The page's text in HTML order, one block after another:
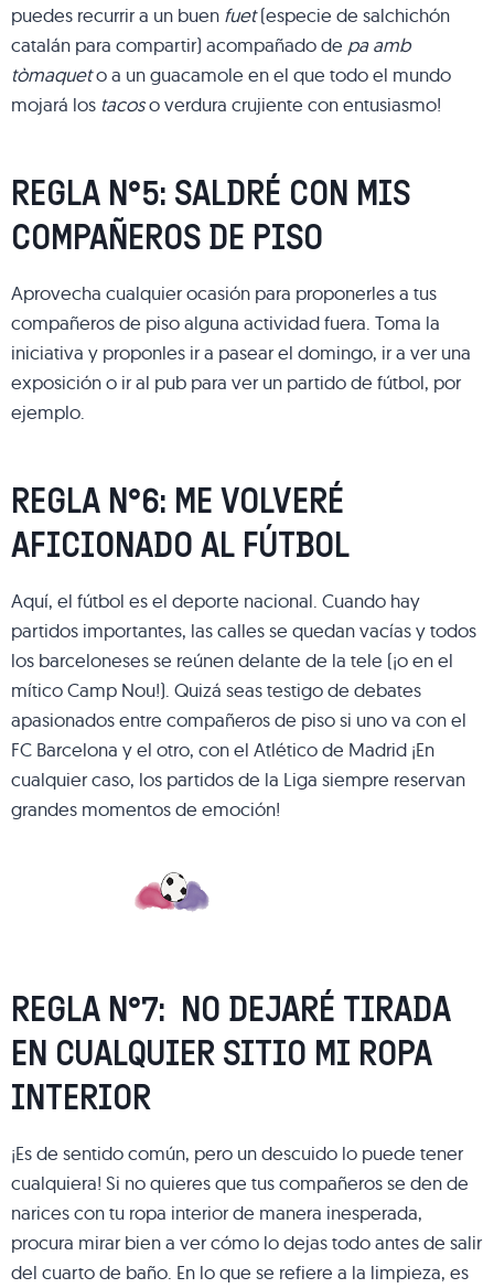
puedes recurrir a un buen fuet(especie de salchichón
catalán para compartir) acompañado de pa amb
tòmaqueto a un guacamole en el que todo el mundo
mojará los tacoso verdura crujiente con entusiasmo!
REGLA N°5: SALDRÉ CON MIS
COMPAÑEROS DE PISO
Aprovecha cualquier ocasión para proponerles a tus
compañeros de piso alguna actividad fuera. Toma la
iniciativa y proponles ir a pasear el domingo, ir a ver una
exposición o ir al pub para ver un partido de fútbol, por
ejemplo.
REGLA N°6: ME VOLVERÉ
AFICIONADO AL FÚTBOL
Aquí, el fútbol es el deporte nacional. Cuando hay
partidos importantes, las calles se quedan vacías y todos
los barceloneses se reúnen delante de la tele (¡o en el
mítico Camp Nou!). Quizá seas testigo de debates
apasionados entre compañeros de piso si uno va con el
FC Barcelona y el otro, con el Atlético de Madrid ¡En
cualquier caso, los partidos de la Liga siempre reservan
grandes momentos de emoción!
REGLA N°7: NO DEJARÉ TIRADA
EN CUALQUIER SITIO MI ROPA
INTERIOR
¡Es de sentido común, pero un descuido lo puede tener
cualquiera! Si no quieres que tus compañeros se den de
narices con tu ropa interior de manera inesperada,
procura mirar bien a ver cómo lo dejas todo antes de salir
del cuarto de baño. En lo que se refiere a la limpieza, es